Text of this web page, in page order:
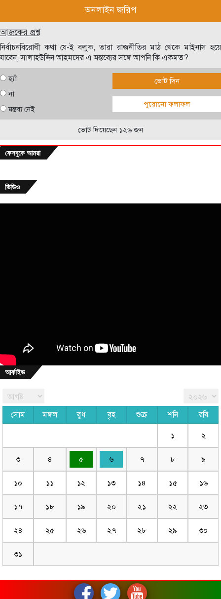
অনলাইন জরিপ
আজকের প্রশ্ন
নির্বাচনবিরোধী কথা যে-ই বলুক, তারা রাজনীতির মাঠ থেকে মাইনাস হয়ে
যাবেন, সালাহউদ্দিন আহমদের এ মন্তব্যের সঙ্গে আপনি কি একমত?
হ্যাঁ
না
মন্তব্য নেই
ভোট দিন
পুরোনো ফলাফল
ভোট দিয়েছেন ১২৬ জন
ফেসবুকে আমরা
ভিডিও
আর্কাইভ
সোম মঙ্গল বুধ বৃহ শুক্র শনি রবি
১ ২
৩ ৪ ৫ ৬ ৭ ৮ ৯
১০ ১১ ১২ ১৩ ১৪ ১৫ ১৬
১৭ ১৮ ১৯ ২০ ২১ ২২ ২৩
২৪ ২৫ ২৬ ২৭ ২৮ ২৯ ৩০
৩১